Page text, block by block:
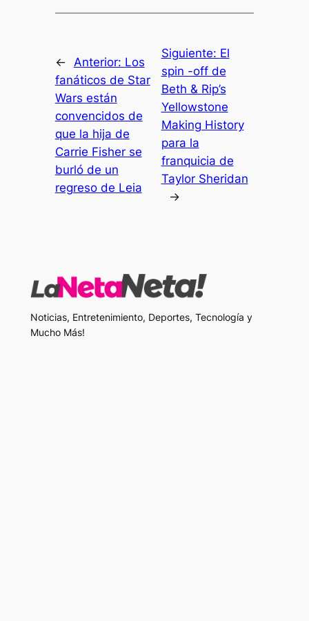
← Anterior: Los
fanáticos de Star
Wars están
convencidos de
que la hija de
Carrie Fisher se
burló de un
regreso de Leia
Siguiente: El
spin -off de
Beth & Rip’s
Yellowstone
Making History
para la
franquicia de
Taylor Sheridan
→
Noticias, Entretenimiento, Deportes, Tecnología y
Mucho Más!